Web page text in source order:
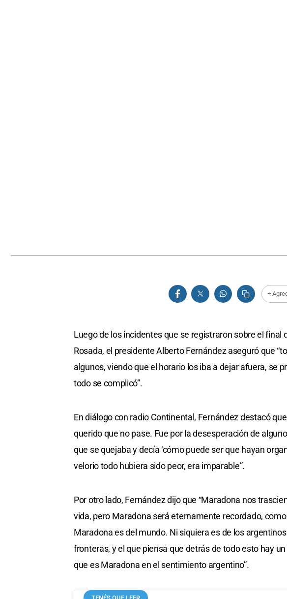
+
Luego de los incidentes que se registraron sobre el final
Rosada, el presidente Alberto Fernández aseguró que
algunos, viendo que el horario los iba a dejar afuera, se
todo se complicó”.
En diálogo con radio Continental, Fernández destacó
querido que no pase. Fue por la desesperación de
que se quejaba y decía ‘cómo puede ser que hayan
velorio todo hubiera sido peor, era imparable”.
Por otro lado, Fernández dijo que “Maradona nos
vida, pero Maradona será eternamente recordado,
Maradona es del mundo. Ni siquiera es de los
fronteras, y el que piensa que detrás de todo esto hay
que es Maradona en el sentimiento argentino”.